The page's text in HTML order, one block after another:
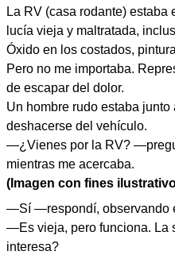
La RV (casa rodante) estaba
lucía vieja y maltratada,
Óxido en los costados,
Pero no me importaba.
de escapar del dolor.
Un hombre rudo estaba
deshacerse del vehículo.
—¿Vienes por la RV?
mientras me acercaba.
(Imagen con fines
—Sí —respondí, observando
—Es vieja, pero funciona. La
interesa?